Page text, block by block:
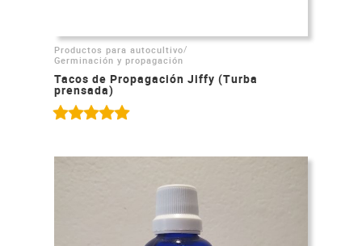
Productos para autocultivo/
Germinación y propagación
Tacos de Propagación Jiffy (Turba
prensada)